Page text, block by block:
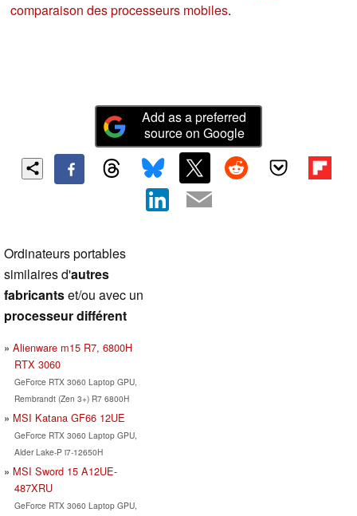
comparaison des processeurs mobiles.
Add as a preferred
source on Google
Ordinateurs portables
similaires d'autres
fabricantset/ou avec un
processeur différent
Alienware m15 R7, 6800H
RTX 3060
GeForce RTX 3060 Laptop GPU,
Rembrandt (Zen 3+) R7 6800H
MSI Katana GF66 12UE
GeForce RTX 3060 Laptop GPU,
Alder Lake-P i7-12650H
MSI Sword 15 A12UE-
487XRU
GeForce RTX 3060 Laptop GPU,